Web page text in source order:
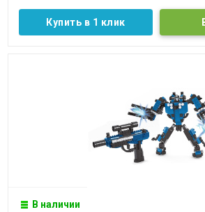
Купить в 1 клик
В наличии